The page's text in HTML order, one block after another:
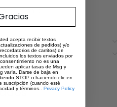
hasta 6 años.
acepta recibir textos
de pedidos) y/o
de carritos) de
los textos enviados por
no es una
aplicar tasas de Msg y
varía. Darse de baja en
STOP o haciendo clic en
suscripción (cuando esté
y términos.. Privacy Policy